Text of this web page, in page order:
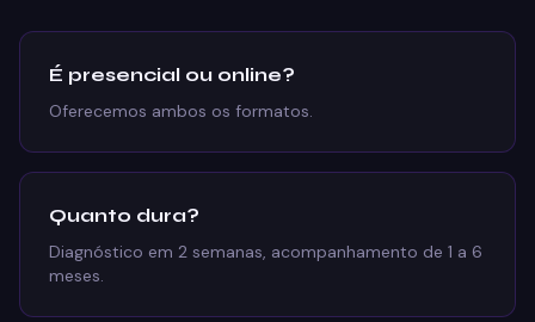
É presencial ou online?
Oferecemos ambos os formatos.
Quanto dura?
Diagnóstico em 2 semanas, acompanhamento de 1 a 6
meses.